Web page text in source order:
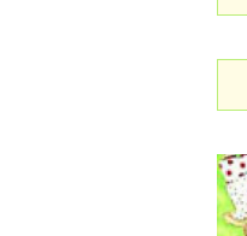
s
t
á